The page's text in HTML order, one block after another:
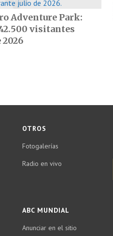
Adventure Park:
visitantes
OTROS
Fotogalerías
Radio en vivo
ABC MUNDIAL
Anunciar en el sitio